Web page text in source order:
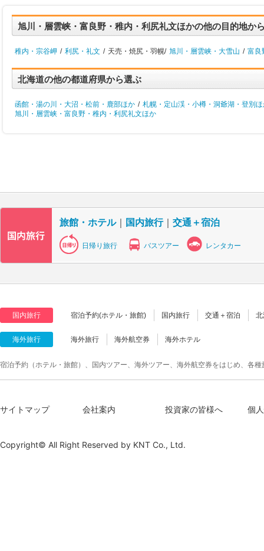
旭川・層雲峡・富良野・稚内・利尻礼文ほかの他の目的地か
稚内・宗谷岬 / 利尻・礼文 / 天売・焼尻・羽幌/ 旭川・層雲峡・大雪山 / 富良
北海道の他の都道府県から選ぶ
函館・湯の川・大沼・松前・鹿部ほか / 札幌・定山渓・小樽・洞爺湖・登別
旭川・層雲峡・富良野・稚内・利尻礼文ほか
旅館・ホテル｜ 国内旅行｜ 交通＋宿泊
日帰り旅行 バスツアー レンタカー
国内旅行 宿泊予約(ホテル・旅館) 国内旅行 交通＋宿泊
海外旅行 海外旅行 海外航空券 海外ホテル
宿泊予約（ホテル・旅館）、国内ツアー、海外ツアー、海外航空券をはじめ、各
サイトマップ 会社案内 投資家の皆様へ 個
Copyright© All Right Reserved by KNT Co., Ltd.